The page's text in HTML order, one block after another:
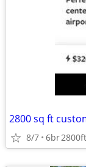
2800 sq ft
8/7 6br2800ft